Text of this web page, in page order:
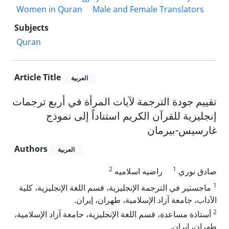
Women in Quran
Male and Female Translators
Subjects
Quran
Article Title العربیة
تقييم جودة الترجمة لآيات المرأة في أربع ترجمات
إنجليزية للقرآن الكريم استناداً إلى نموذج
غارسيس-بيرمان
Authors العربیة
صادق نوري 1 راضیه اسلامیه 2
1 ماجستير في الترجمة الإنجليزية، قسم اللغة الإنجليزية، كلية
الآداب، جامعة آزاد الإسلامية، طهران، إيران.
2 أستاذة مساعدة، قسم اللغة الإنجليزية، جامعة آزاد الإسلامية،
طهران، إيران.